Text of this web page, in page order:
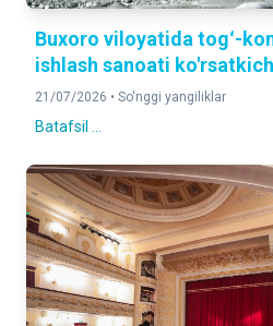
Buxoro viloyatida togʻ-
ishlash sanoati
21/07/2026 • So'nggi yangiliklar
Batafsil ...